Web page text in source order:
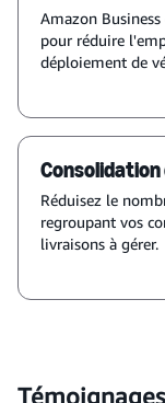
Amazon
pour réduire l'empreinte carbone des transports grâce au
Réduisez le
regroupant vos
livraisons à gérer.